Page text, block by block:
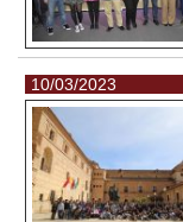
10/03/2023